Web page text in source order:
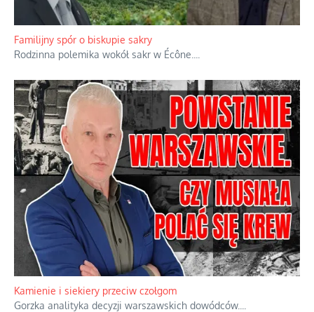
Familijny spór o biskupie sakry
Rodzinna polemika wokół sakr w Écône.
Kamienie i siekiery przeciw czołgom
Gorzka analityka decyzji warszawskich dowódców.